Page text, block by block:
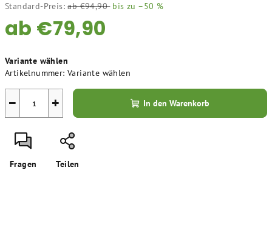
Standard-Preis: ab €94,90 bis zu –50 %
ab €79,90
Variante wählen
Artikelnummer: Variante wählen
+
− In den Warenkorb
Fragen Teilen